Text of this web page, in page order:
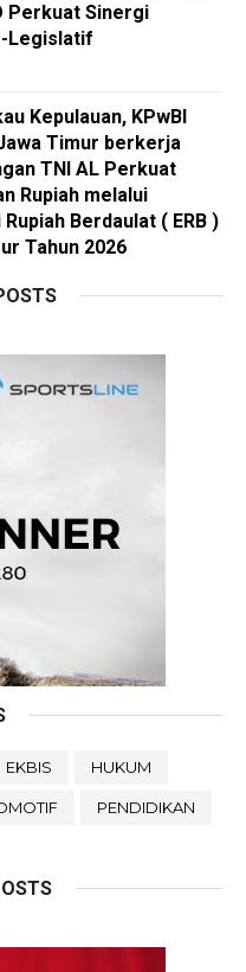
Perkuat Sinergi
Legislatif
Kepulauan, KPwBI
Timur berkerja
TNI AL Perkuat
Rupiah melalui
Berdaulat ( ERB )
Tahun 2026
EKBIS HUKUM
PENDIDIKAN